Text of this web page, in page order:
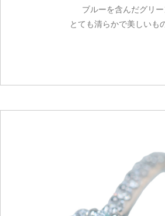
ブルーを含んだグリ
とても清らかで美しいも